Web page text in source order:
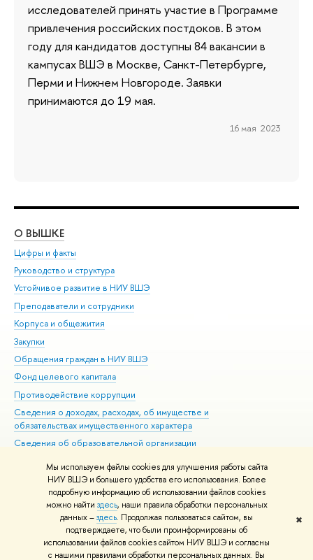
Мы используем файлы cookies для улучшения работы сайта
НИУ ВШЭ и большего удобства его использования. Более
подробную информацию об использовании файлов cookies
можно найти здесь, наши правила обработки персональных
данных –здесь. Продолжая пользоваться сайтом, вы
подтверждаете, что были проинформированы об
использовании файлов cookies сайтом НИУ ВШЭ и согласны
с нашими правилами обработки персональных данных. Вы
✖
исследователей принять участие в Программе
привлечения российских постдоков. В этом
году для кандидатов доступны 84 вакансии в
кампусах ВШЭ в Москве, Санкт-Петербурге,
Перми и Нижнем Новгороде. Заявки
принимаются до 19 мая.
16 мая 2023
О ВЫШКЕ
Цифры и факты
Руководство и структура
Устойчивое развитие в НИУ ВШЭ
Преподаватели и сотрудники
Корпуса и общежития
Закупки
Обращения граждан в НИУ ВШЭ
Фонд целевого капитала
Противодействие коррупции
Сведения о доходах, расходах, об имуществе и
обязательствах имущественного характера
Сведения об образовательной организации
Людям с ограниченными возможностями здоровья
Единая платежная страница
Работа в Вышке
© НИУ ВШЭ 1993–2026 Адреса и контакты Условия использования
материалов Политика конфиденциальности Карта сайта